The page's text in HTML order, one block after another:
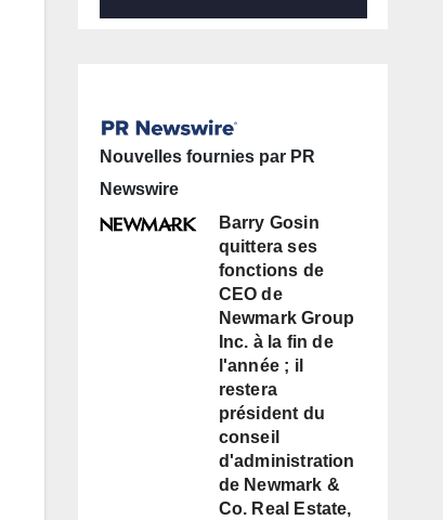
Nouvelles fournies par PR
Newswire
Barry Gosin
quittera ses
fonctions de
CEO de
Newmark Group
Inc. à la fin de
l'année ; il
restera
président du
conseil
d'administration
de Newmark &
Co. Real Estate,